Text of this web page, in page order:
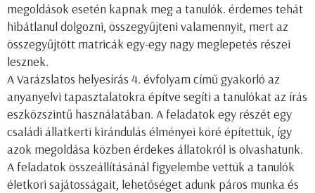
megoldások esetén kapnak meg a tanulók. érdemes tehát
hibátlanul dolgozni, összegyűjteni valamennyit, mert az
összegyűjtött matricák egy-egy nagy meglepetés részei
lesznek.
A Varázslatos helyesírás 4. évfolyam című gyakorló az
anyanyelvi tapasztalatokra építve segíti a tanulókat az írás
eszközszintű használatában. A feladatok egy részét egy
családi állatkerti kirándulás élményei köré építettük, így
azok megoldása közben érdekes állatokról is olvashatunk.
A feladatok összeállításánál figyelembe vettük a tanulók
életkori sajátosságait, lehetőséget adunk páros munka és